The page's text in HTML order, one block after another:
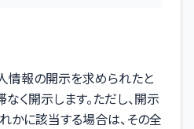
情報の開示を求められたと
く開示します。ただし、開示
かに該当する場合は、その全